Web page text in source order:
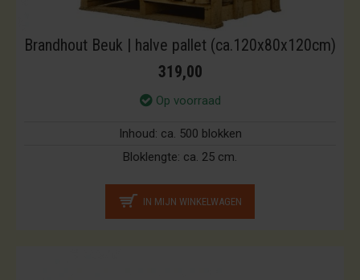
Brandhout Beuk | halve pallet (ca.120x80x120cm)
319,00
Op voorraad
Inhoud: ca. 500 blokken
Bloklengte: ca. 25 cm.
IN MIJN WINKELWAGEN